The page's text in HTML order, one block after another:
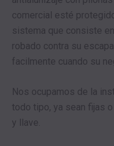
comercial esté
sistema que consiste
robado contra su
facilmente cuando su
Nos ocupamos de la
todo tipo, ya sean fijas
y llave.